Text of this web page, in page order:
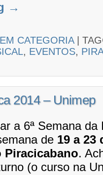
→
CATEGORIA
, EVENTOS,
2014 – Unimep
a 6ª Semana
de 19 a 23
Piracicabano.
(o curso na